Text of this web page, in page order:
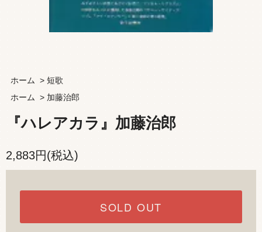
ホーム > 短歌
ホーム
> 加藤治郎
『ハレアカラ』加藤治郎
2,883円(税込)
SOLD OUT